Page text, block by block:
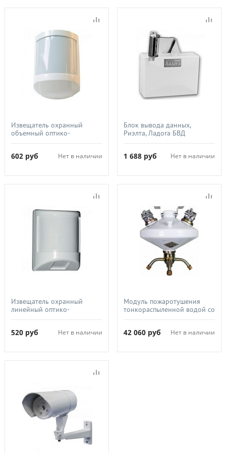
Извещатель охранный
объемный оптико-
602 руб Нет в наличии
Блок вывода данных,
Риэлта, Ладога БВД
1 688 руб Нет в наличии
Извещатель охранный
линейный оптико-
520 руб Нет в наличии
Модуль пожаротушения
тонкораспыленной водой со
ЭТЕРНИС, ТРВ-Гарант (вз)
42 060 руб Нет в наличии